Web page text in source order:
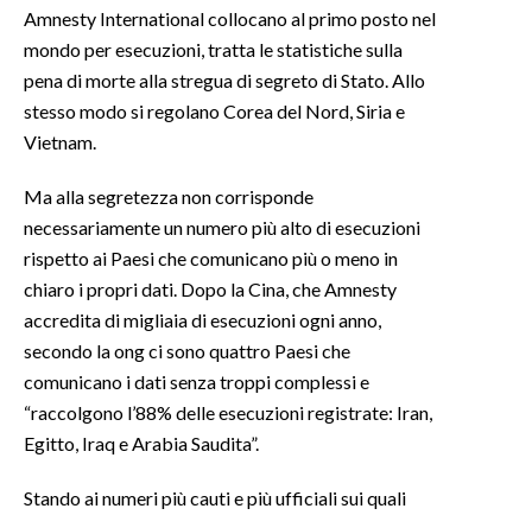
SPIAGGE
STORE
Amnesty International collocano al primo posto nel
mondo per esecuzioni, tratta le statistiche sulla
pena di morte alla stregua di segreto di Stato. Allo
stesso modo si regolano Corea del Nord, Siria e
Vietnam.
Ma alla segretezza non corrisponde
necessariamente un numero più alto di esecuzioni
rispetto ai Paesi che comunicano più o meno in
chiaro i propri dati. Dopo la Cina, che Amnesty
accredita di migliaia di esecuzioni ogni anno,
secondo la ong ci sono quattro Paesi che
comunicano i dati senza troppi complessi e
“raccolgono l’88% delle esecuzioni registrate: Iran,
Egitto, Iraq e Arabia Saudita”.
Stando ai numeri più cauti e più ufficiali sui quali